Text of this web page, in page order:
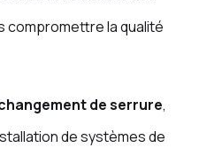
compromettre la qualité
de serrure,
de systèmes de